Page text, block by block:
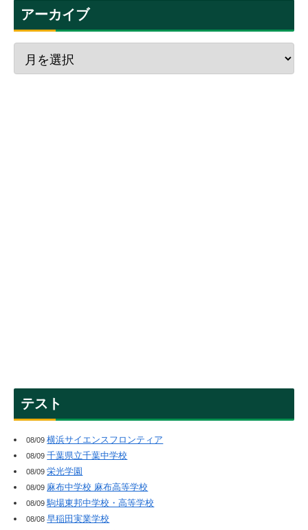
アーカイブ
テスト
08/09横浜サイエンスフロンティア
08/09千葉県立千葉中学校
08/09栄光学園
08/09 麻布中学校 麻布高等学校
08/09駒場東邦中学校・高等学校
08/08早稲田実業学校